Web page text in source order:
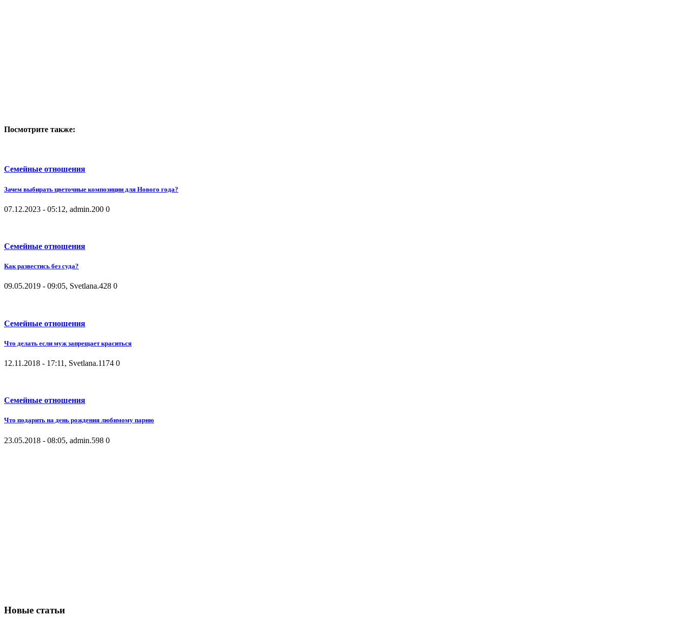
Посмотрите также:
Семейные отношения
Зачем выбирать цветочные композиции для Нового года?
07.12.2023 - 05:12, admin.200 0
Семейные отношения
Как развестись без суда?
09.05.2019 - 09:05, Svetlana.428 0
Семейные отношения
Что делать если муж запрещает краситься
12.11.2018 - 17:11, Svetlana.1174 0
Семейные отношения
Что подарить на день рождения любимому парню
23.05.2018 - 08:05, admin.598 0
Новые статьи